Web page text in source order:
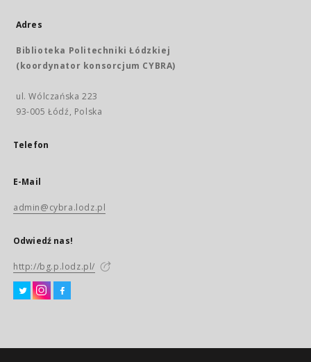
Adres
Biblioteka Politechniki Łódzkiej
(koordynator konsorcjum CYBRA)
ul. Wólczańska 223
93-005 Łódź, Polska
Telefon
E-Mail
admin@cybra.lodz.pl
Odwiedź nas!
http://bg.p.lodz.pl/